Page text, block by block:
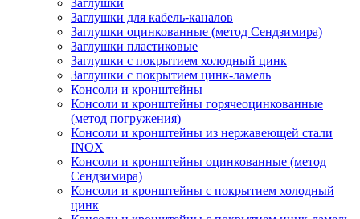
Заглушки
Заглушки для кабель-каналов
Заглушки оцинкованные (метод Сендзимира)
Заглушки пластиковые
Заглушки с покрытием холодный цинк
Заглушки с покрытием цинк-ламель
Консоли и кронштейны
Консоли и кронштейны горячеоцинкованные
(метод погружения)
Консоли и кронштейны из нержавеющей стали
INOX
Консоли и кронштейны оцинкованные (метод
Сендзимира)
Консоли и кронштейны с покрытием холодный
цинк